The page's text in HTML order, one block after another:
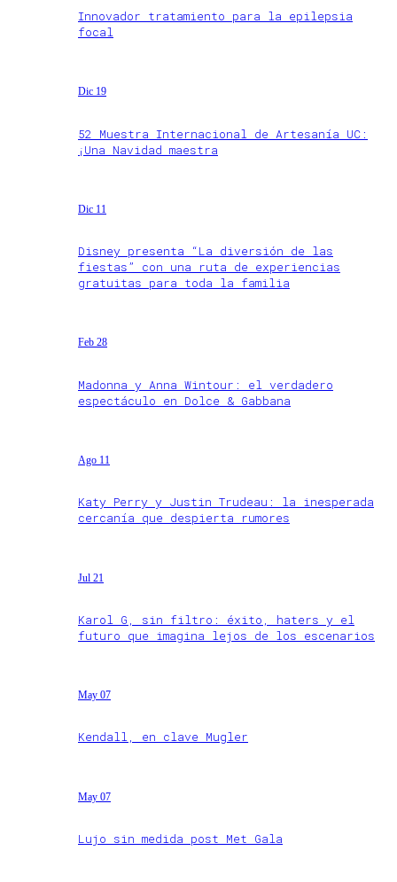
Innovador tratamiento para la epilepsia
focal
Dic 19
52 Muestra Internacional de Artesanía UC:
¡Una Navidad maestra
Dic 11
Disney presenta “La diversión de las
fiestas” con una ruta de experiencias
gratuitas para toda la familia
Feb 28
Madonna y Anna Wintour: el verdadero
espectáculo en Dolce & Gabbana
Ago 11
Katy Perry y Justin Trudeau: la inesperada
cercanía que despierta rumores
Jul 21
Karol G, sin filtro: éxito, haters y el
futuro que imagina lejos de los escenarios
May 07
Kendall, en clave Mugler
May 07
Lujo sin medida post Met Gala